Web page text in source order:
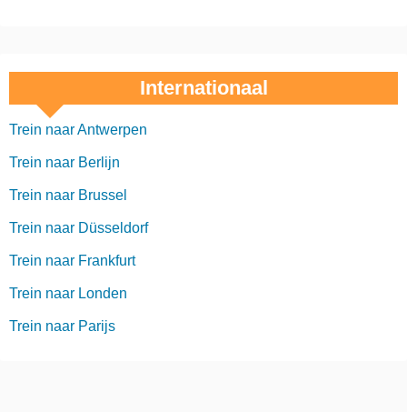
Internationaal
Trein naar Antwerpen
Trein naar Berlijn
Trein naar Brussel
Trein naar Düsseldorf
Trein naar Frankfurt
Trein naar Londen
Trein naar Parijs